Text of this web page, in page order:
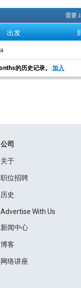
需要
出发
的历史记录。加入
公司
关于
职位招聘
历史
Advertise With Us
新闻中心
博客
网络讲座